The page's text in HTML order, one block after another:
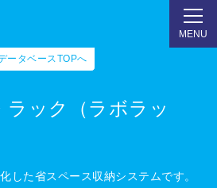
ータベースTOPへ
MENU
ラック（ラボラッ
した省スペース収納システムです。